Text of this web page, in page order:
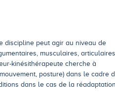
discipline peut agir au niveau de
musculaires, articulaires,
kinésithérapeute cherche à
posture) dans le cadre
dans le cas de la réadaptation.